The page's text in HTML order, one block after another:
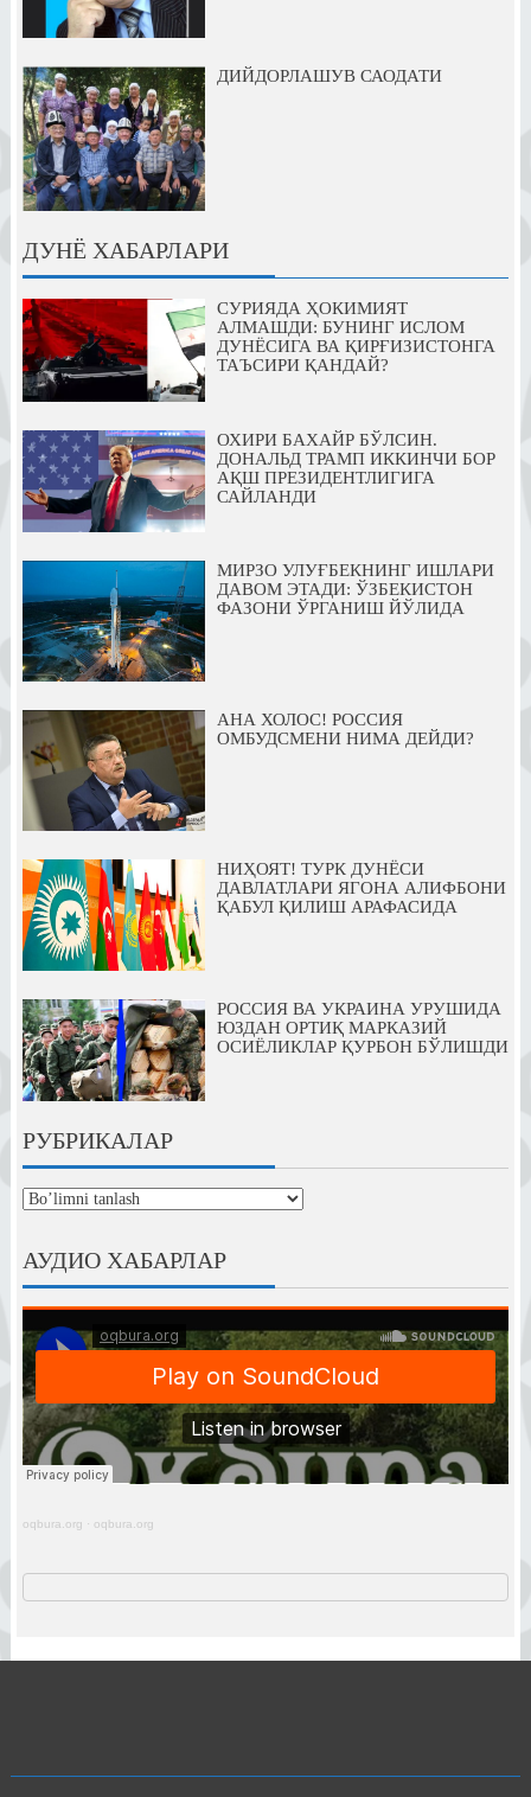
ДИЙДОРЛАШУВ САОДАТИ
ДУНЁ ХАБАРЛАРИ
СУРИЯДА ҲОКИМИЯТ
АЛМАШДИ: БУНИНГ ИСЛОМ
ДУНЁСИГА ВА ҚИРҒИЗИСТОНГА
ТАЪСИРИ ҚАНДАЙ?
ОХИРИ БАХАЙР БЎЛСИН.
ДОНАЛЬД ТРАМП ИККИНЧИ БОР
АҚШ ПРЕЗИДЕНТЛИГИГА
САЙЛАНДИ
МИРЗО УЛУҒБЕКНИНГ ИШЛАРИ
ДАВОМ ЭТАДИ: ЎЗБЕКИСТОН
ФАЗОНИ ЎРГАНИШ ЙЎЛИДА
АНА ХОЛОС! РОССИЯ
ОМБУДСМЕНИ НИМА ДЕЙДИ?
НИҲОЯТ! ТУРК ДУНЁСИ
ДАВЛАТЛАРИ ЯГОНА АЛИФБОНИ
ҚАБУЛ ҚИЛИШ АРАФАСИДА
РОССИЯ ВА УКРАИНА УРУШИДА
ЮЗДАН ОРТИҚ МАРКАЗИЙ
ОСИЁЛИКЛАР ҚУРБОН БЎЛИШДИ
РУБРИКАЛАР
рубрикалар
АУДИО ХАБАРЛАР
oqbura.org · oqbura.org